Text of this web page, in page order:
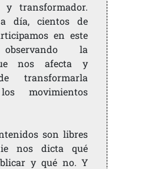
y transformador.
día, cientos de
en este
la
nos afecta y
transformarla
movimientos
son libres
nos dicta qué
y qué no. Y